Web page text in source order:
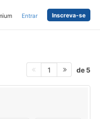
Entrar Inscreva-se
1 de 5